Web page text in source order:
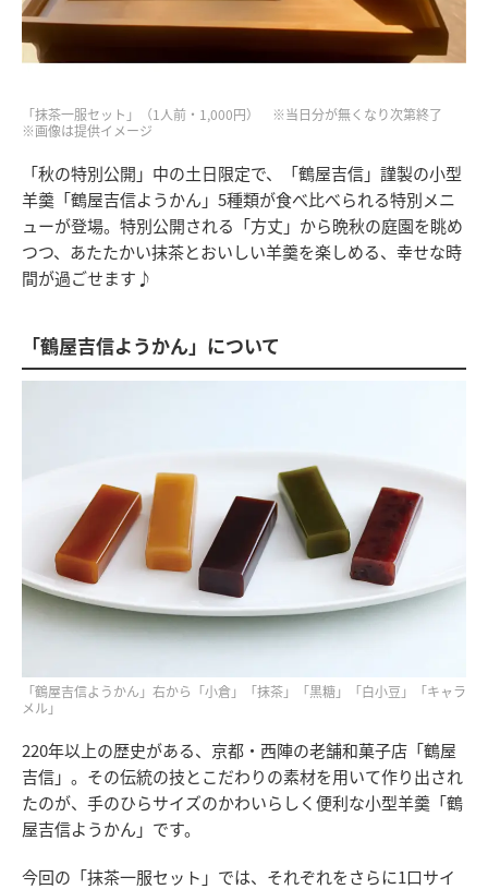
「抹茶一服セット」（1人前・1,000円） ※当日分が無くなり次第終了
※画像は提供イメージ
「秋の特別公開」中の土日限定で、「鶴屋吉信」謹製の小型
羊羹「鶴屋吉信ようかん」5種類が食べ比べられる特別メニ
ューが登場。特別公開される「方丈」から晩秋の庭園を眺め
つつ、あたたかい抹茶とおいしい羊羹を楽しめる、幸せな時
間が過ごせます♪
「鶴屋吉信ようかん」について
「鶴屋吉信ようかん」右から「小倉」「抹茶」「黒糖」「白小豆」「キャラ
メル」
220年以上の歴史がある、京都・西陣の老舗和菓子店「鶴屋
吉信」。その伝統の技とこだわりの素材を用いて作り出され
たのが、手のひらサイズのかわいらしく便利な小型羊羹「鶴
屋吉信ようかん」です。
今回の「抹茶一服セット」では、それぞれをさらに1口サイ